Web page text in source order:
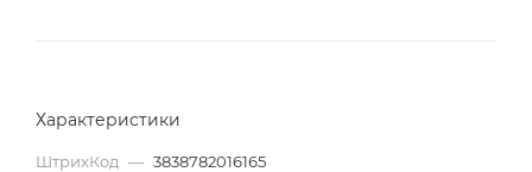
Характеристики
ШтрихКод — 3838782016165